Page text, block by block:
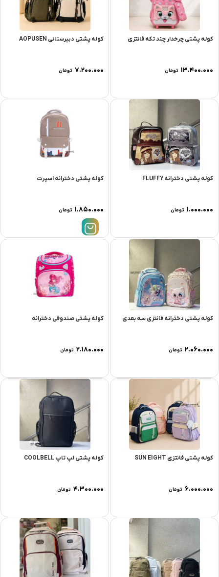
کوله پشتی چرخدار چند تکه فانتزی
۱۳.۴۰۰.۰۰۰ تومان
کوله پشتی دبیرستانی AOPUSEN
۷.۲۰۰.۰۰۰ تومان
کوله پشتی دخترانه FLUFFY
۱.۰۰۰.۰۰۰ تومان
کوله پشتی دخترانه اسپرت
۱.۸۵۰.۰۰۰ تومان
کوله پشتی دخترانه فانتزی سه بعدی
۲.۰۶۰.۰۰۰ تومان
کوله پشتی صندوقی دخترانه
۲.۱۸۰.۰۰۰ تومان
کوله پشتی فانتزی SUN EIGHT
۶.۰۰۰.۰۰۰ تومان
کوله پشتی لپ تاپ COOLBELL
۴.۳۰۰.۰۰۰ تومان